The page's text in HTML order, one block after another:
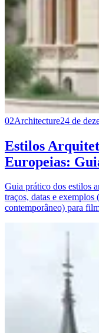
02Architecture24 de
Estilos
Europeias:
Guia prático dos estilos
traços, datas e
contemporâneo) para